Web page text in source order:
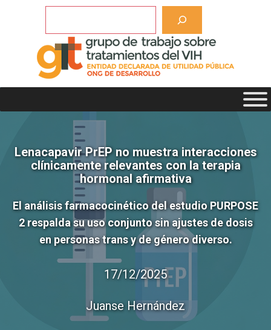
Lenacapavir PrEP no muestra interacciones
clínicamente relevantes con la terapia
hormonal afirmativa
El análisis farmacocinético del estudio PURPOSE
2 respalda su uso conjunto sin ajustes de dosis
en personas trans y de género diverso.
17/12/2025
Juanse Hernández